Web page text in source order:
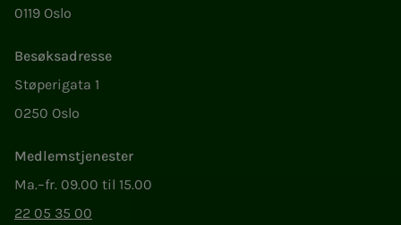
0119 Oslo
Besøksadresse
Støperigata 1
0250 Oslo
Medlemstjenester
Ma.–fr. 09.00 til 15.00
22 05 35 00